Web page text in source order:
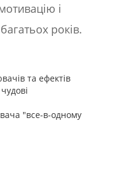
і
років.
та ефектів
"все-в-одному